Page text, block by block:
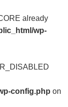
already
wp-
config.php on